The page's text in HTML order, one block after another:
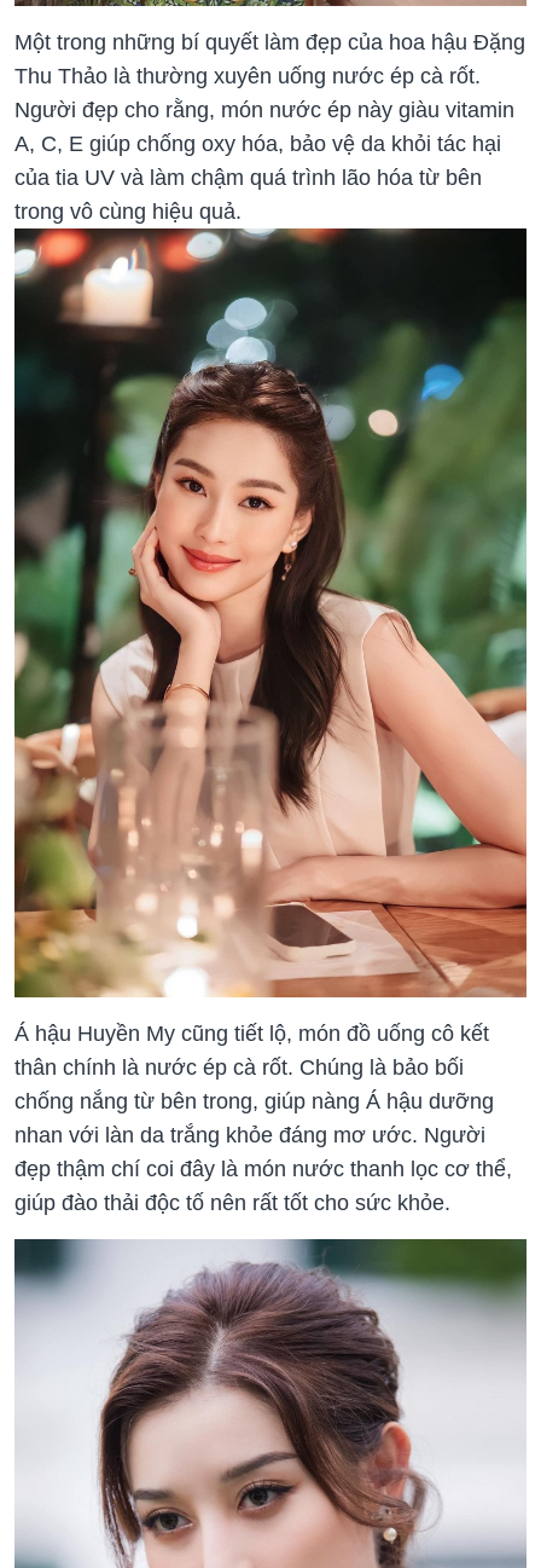
Một trong những bí quyết làm đẹp của hoa hậu Đặng
Thu Thảo là thường xuyên uống nước ép cà rốt.
Người đẹp cho rằng, món nước ép này giàu vitamin
A, C, E giúp chống oxy hóa, bảo vệ da khỏi tác hại
của tia UV và làm chậm quá trình lão hóa từ bên
trong vô cùng hiệu quả.
Á hậu Huyền My cũng tiết lộ, món đồ uống cô kết
thân chính là nước ép cà rốt. Chúng là bảo bối
chống nắng từ bên trong, giúp nàng Á hậu dưỡng
nhan với làn da trắng khỏe đáng mơ ước. Người
đẹp thậm chí coi đây là món nước thanh lọc cơ thể,
giúp đào thải độc tố nên rất tốt cho sức khỏe.